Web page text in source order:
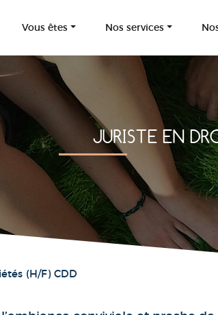
Vous êtes Nos services
JURISTE EN
(H/F) CDD